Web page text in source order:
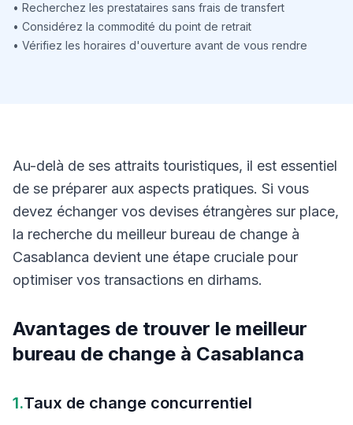
• Recherchez les prestataires sans frais de transfert
• Considérez la commodité du point de retrait
• Vérifiez les horaires d'ouverture avant de vous rendre
Au-delà de ses attraits touristiques, il est essentiel
de se préparer aux aspects pratiques. Si vous
devez échanger vos devises étrangères sur place,
la recherche du meilleur bureau de change à
Casablanca devient une étape cruciale pour
optimiser vos transactions en dirhams.
Avantages de trouver le meilleur
bureau de change à Casablanca
1.Taux de change concurrentiel